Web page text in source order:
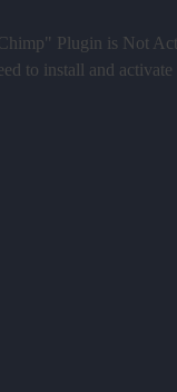
Plugin is Not
to install and